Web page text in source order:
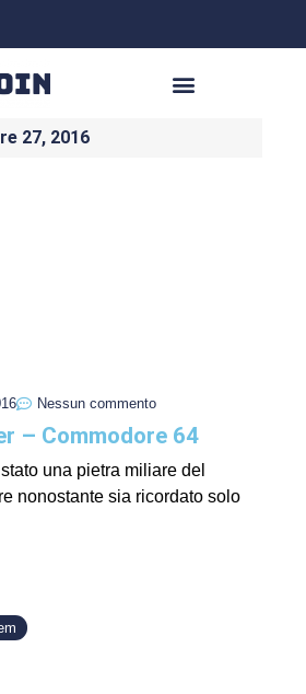
27, 2016
Nessun commento
– Commodore 64
una pietra miliare del
nonostante sia ricordato solo